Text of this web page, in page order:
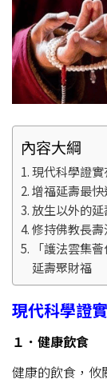
內容大綱
現代科學證
增福延壽最
放生以外的
修持佛教長
「護法雲集
延壽聚財福
現代科學證
１．健康飲食
健康的飲食，攸